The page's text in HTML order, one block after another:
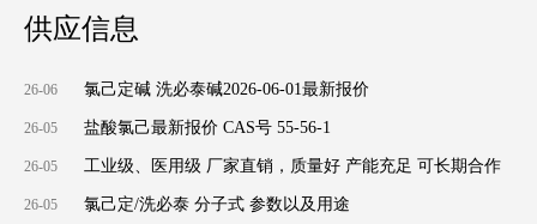
供应信息
26-06 氯己定碱 洗必泰碱2026-06-01最新报价
26-05 盐酸氯己最新报价 CAS号 55-56-1
26-05 工业级、医用级 厂家直销，质量好 产能充足 可长期合作
26-05 氯己定/洗必泰 分子式 参数以及用途